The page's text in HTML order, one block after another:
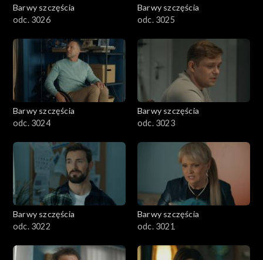
Barwy szczęścia
odc. 3026
Barwy szczęścia
odc. 3025
Barwy szczęścia
odc. 3024
Barwy szczęścia
odc. 3023
Barwy szczęścia
odc. 3022
Barwy szczęścia
odc. 3021